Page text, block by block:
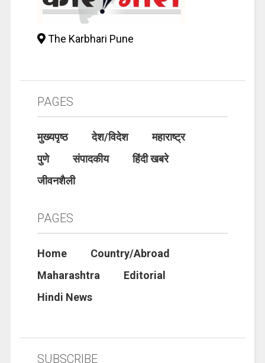
The Karbhari Pune
PAGES
मुख्यपृष्ठ देश/विदेश
महाराष्ट्र
पुणे
संपादकीय
हिंदी खबरे
जीवनशैली
PAGES
Home
Country/Abroad
Maharashtra
Editorial
Hindi News
SUBSCRIBE